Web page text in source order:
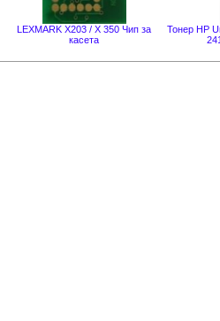
LEXMARK X203 / X 350 Чип за
касета
Тонер HP